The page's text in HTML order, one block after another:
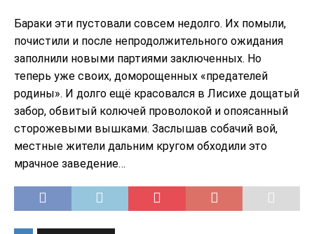
Бараки эти пустовали совсем недолго. Их помыли,
почистили и после непродолжительного ожидания
заполнили новыми партиями заключенных. Но
теперь уже своих, доморощенных «предателей
родины». И долго ещё красовался в Лисихе дощатый
забор, обвитый колючей проволокой и опоясанный
сторожевыми вышками. Заслышав собачий вой,
местные жители дальним кругом обходили это
мрачное заведение…